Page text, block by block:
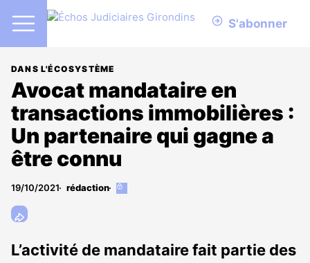
S'abonner
DANS L'ÉCOSYSTÈME
Avocat mandataire en
transactions immobilières :
Un partenaire qui gagne a
être connu
19/10/2021 rédaction
Cet
abonnés
L’activité de mandataire fait partie des